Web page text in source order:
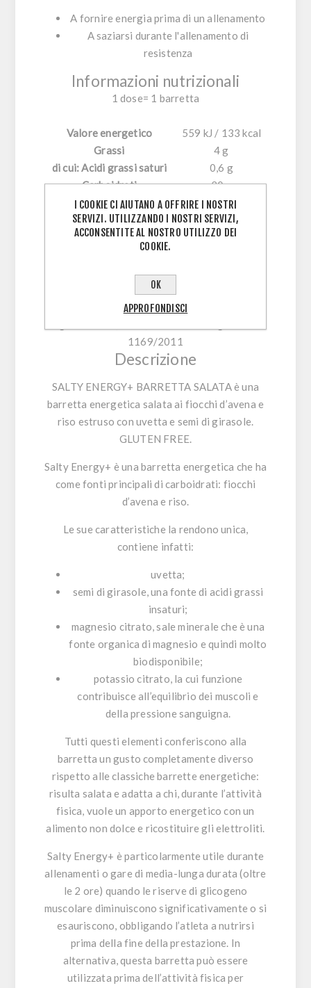
A fornire energia prima di un allenamento
A saziarsi durante l'allenamento di
resistenza
Informazioni nutrizionali
1 dose= 1 barretta
Valore energetico
559 kJ / 133 kcal
Grassi
4 g
di cui: Acidi grassi saturi
0,6 g
Carboidrati
20 g
di cui: Zuccheri
8,6 g
Fibre
1,5 g
Proteine
3,1 g
300 mg (15% VNR)
58 mg (15% VNR)
VNR: valore nutritivo di riferimento
1169/2011
Descrizione
SALTY ENERGY+ BARRETTA SALATA è una
barretta energetica salata ai fiocchi d’avena e
riso estruso con uvetta e semi di girasole.
GLUTEN FREE.
Salty Energy+ è una barretta energetica che ha
come fonti principali di carboidrati: fiocchi
d’avena e riso.
Le sue caratteristiche la rendono unica,
contiene infatti:
uvetta;
semi di girasole, una fonte di acidi grassi
insaturi;
magnesio citrato, sale minerale che è una
fonte organica di magnesio e quindi molto
biodisponibile;
potassio citrato, la cui funzione
contribuisce all’equilibrio dei muscoli e
della pressione sanguigna.
Tutti questi elementi conferiscono alla
barretta un gusto completamente diverso
rispetto alle classiche barrette energetiche:
risulta salata e adatta a chi, durante l’attività
fisica, vuole un apporto energetico con un
alimento non dolce e ricostituire gli elettroliti.
Salty Energy+ è particolarmente utile durante
allenamenti o gare di media-lunga durata (oltre
le 2 ore) quando le riserve di glicogeno
muscolare diminuiscono significativamente o si
esauriscono, obbligando l’atleta a nutrirsi
prima della fine della prestazione. In
alternativa, questa barretta può essere
utilizzata prima dell’attività fisica per
I COOKIE CI AIUTANO A OFFRIRE I NOSTRI
SERVIZI. UTILIZZANDO I NOSTRI SERVIZI,
ACCONSENTITE AL NOSTRO UTILIZZO DEI
COOKIE.
OK
APPROFONDISCI